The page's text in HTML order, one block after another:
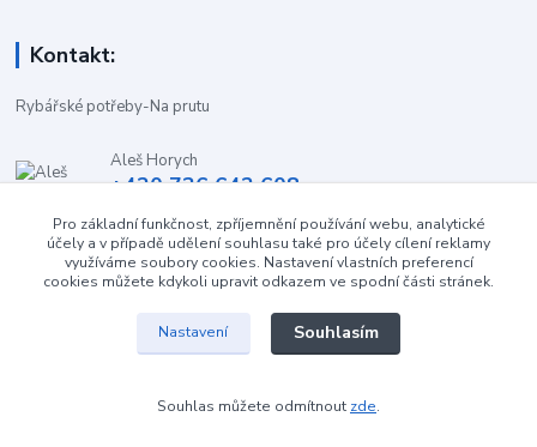
Kontakt:
Rybářské potřeby-Na prutu
Aleš Horych
+420 736 642 608
obchod-naprutu@seznam.cz
Pro základní funkčnost, zpříjemnění používání webu, analytické
účely a v případě udělení souhlasu také pro účely cílení reklamy
využíváme soubory cookies. Nastavení vlastních preferencí
cookies můžete kdykoli upravit odkazem ve spodní části stránek.
Nastavení Souhlasím
Souhlas můžete odmítnout zde.